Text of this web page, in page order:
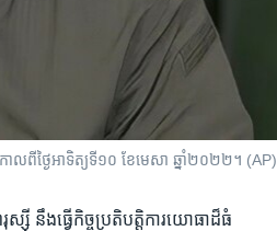
ល​ពី​ថ្ងៃ​អាទិត្យ​ទី​១០ ខែ​មេសា ឆ្នាំ​២០២២។ (AP)
នឹង​ធ្វើ​កិច្ចប្រតិបត្តិការ​យោធាដ៏​ធំ​